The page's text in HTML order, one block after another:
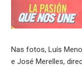
Nas fotos, Luís
e José Merelles,